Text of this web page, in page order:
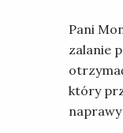
Pani
zalanie
który